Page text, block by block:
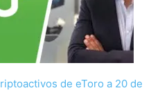
de eToro a 20 de